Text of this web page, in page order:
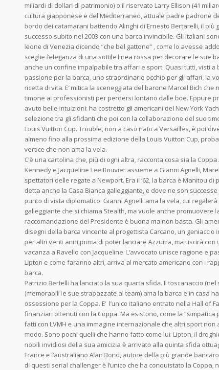
miliardi di dollari di patrimonio) o il riservato Larry Ellison (41
cultura giapponese e del Mediterraneo, attuale padre padrone
bordo dei catamarani battendo Alinghi di Ernesto Bertarelli, il più
successo subito nel 2003 con una barca invincibile. Gli italiani
leone di Venezia dicendo “che bel gattone” , come lo avesse
sceglie l’eleganza di una sottile linea rossa per decorare le sue
anche un confine impalpabile tra affari e sport. Quasi tutti, visti
passione per la barca, uno straordinario occhio per gli affari, la
ricetta di vita. E’ mitica la sceneggiata del barone Marcel Bich
timone ai professionisti per perdersi lontano dalle boe. Eppure
avuto belle intuizioni: ha costretto gli americani del New York
selezione tra gli sfidanti che poi con la collaborazione del suo
Louis Vuitton Cup. Trouble, non a caso nato a Versailles, è poi
almeno fino alla prossima edizione della Louis Vuitton Cup,
vertice che non ama la vela.
C’è una cartolina che, più di ogni altra, racconta cosa sia la Coppa
Kennedy e Jacqueline Lee Bouvier assieme a Gianni Agnelli,
spettatori delle regate a Newport. Era il ‘62, la barca è Manitou di
detta anche la Casa Bianca galleggiante, e dove ne son
punto di vista diplomatico. Gianni Agnelli ama la vela, cui
galleggiante che si chiama Stealth, ma vuole anche promuovere
raccomandazione del Presidente è buona ma non basta. Gli
disegni della barca vincente al progettista Carcano, un
per altri venti anni prima di poter lanciare Azzurra, ma uscirà
vacanza a Ravello con Jacqueline. L’avvocato unisce ragione e
Lipton e come faranno altri, arriva al mercato americano con i
barca.
Patrizio Bertelli ha lanciato la sua quarta sfida. Il toscanaccio
(memorabili le sue strapazzate al team) ama la barca e in casa
ossessione per la Coppa. E’ l’unico italiano entrato nella Hall of
finanziari ottenuti con la Coppa. Ma esistono, come la
fatti con LVMH e una immagine internazionale che altri sport
modo. Sono pochi quelli che hanno fatto come lui: Lipton, il
nobili invidiosi della sua amicizia è arrivato alla quinta sfida
France e l’australiano Alan Bond, autore della più grande
di questi serial challenger è l’unico che ha conquistato la Coppa,